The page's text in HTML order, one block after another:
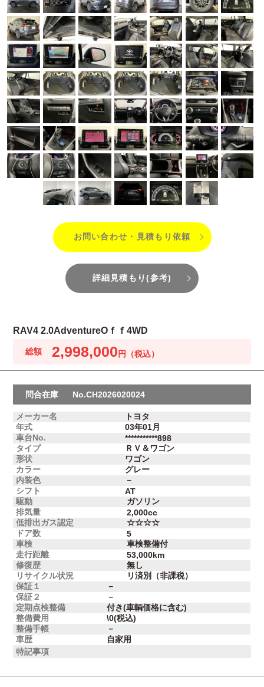
お問い合わせ・見積もり依頼
詳細見積もり(参考)
RAV4 2.0AdventureOｆｆ4WD
2,998,000
問合在庫 No.CH2026020024
メーカー名
トヨタ
年式
03年01月
車台No.
***********898
タイプ
ＲＶ＆ワゴン
形状
ワゴン
カラー
グレー
内装色
－
シフト
AT
駆動
ガソリン
排気量
2,000cc
低排出ガス認定
☆☆☆☆
ドア数
5
車検
車検整備付
走行距離
53,000km
修復歴
無し
リサイクル状況
リ済別（非課税）
保証１
－
保証２
－
定期点検整備
付き(車輌価格に含む)
整備費用
\0(税込)
整備手帳
－
車歴
自家用
特記事項